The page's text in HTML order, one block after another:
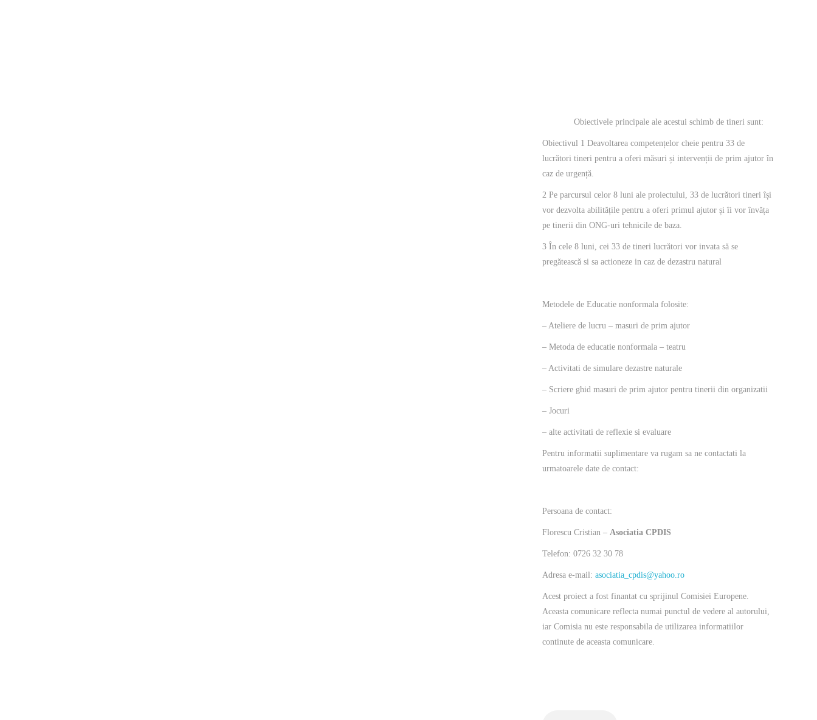
Obiectivele principale ale acestui schimb de tineri sunt:
Obiectivul 1 Deavoltarea competențelor cheie pentru 33 de
lucrători tineri pentru a oferi măsuri și intervenții de prim ajutor în
caz de urgență.
2 Pe parcursul celor 8 luni ale proiectului, 33 de lucrători tineri își
vor dezvolta abilitățile pentru a oferi primul ajutor și îi vor învăța
pe tinerii din ONG-uri tehnicile de baza.
3 În cele 8 luni, cei 33 de tineri lucrători vor invata să se
pregătească si sa actioneze in caz de dezastru natural
Metodele de Educatie nonformala folosite:
– Ateliere de lucru – masuri de prim ajutor
– Metoda de educatie nonformala – teatru
– Activitati de simulare dezastre naturale
– Scriere ghid masuri de prim ajutor pentru tinerii din organizatii
– Jocuri
– alte activitati de reflexie si evaluare
Pentru informatii suplimentare va rugam sa ne contactati la
urmatoarele date de contact:
Persoana de contact:
Florescu Cristian – Asociatia CPDIS
Telefon: 0726 32 30 78
Adresa e-mail: asociatia_cpdis@yahoo.ro
Acest proiect a fost finantat cu sprijinul Comisiei Europene.
Aceasta comunicare reflecta numai punctul de vedere al autorului,
iar Comisia nu este responsabila de utilizarea informatiilor
continute de aceasta comunicare.